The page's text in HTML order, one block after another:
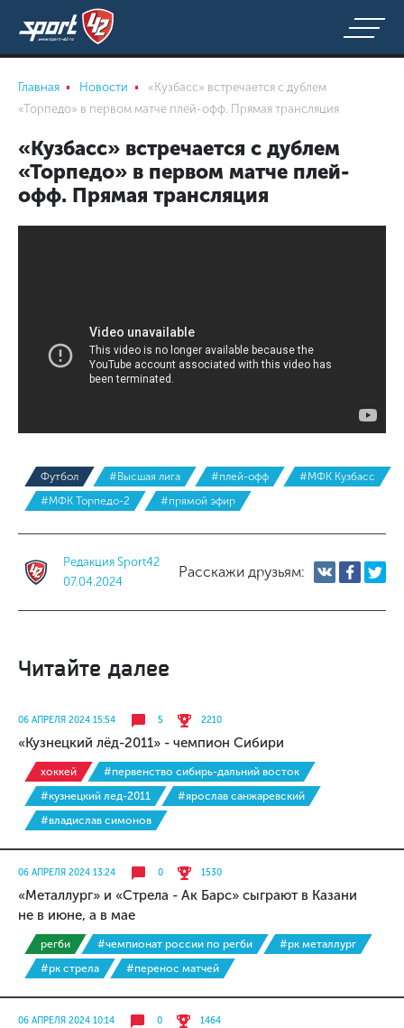
Главная Новости
«Кузбасс» встречается с дублем
«Торпедо» в первом матче плей-офф. Прямая трансляция
«Кузбасс» встречается с дублем
«Торпедо» в первом матче плей-
офф. Прямая трансляция
Футбол #Высшая лига #плей-офф
#МФК Кузбасс
#МФК Торпедо-2
#прямой эфир
Редакция Sport42
07.04.2024
Расскажи друзьям:
Читайте далее
06 АПРЕЛЯ 2024 15:54 5 2210
«Кузнецкий лёд-2011» - чемпион Сибири
хоккей
#первенство сибирь-дальний восток
#кузнецкий лед-2011
#ярослав санжаревский
#владислав симонов
06 АПРЕЛЯ 2024 13:24 0 1530
«Металлург» и «Стрела - Ак Барс» сыграют в Казани
не в июне, а в мае
регби #чемпионат россии по регби
#рк металлург
#рк стрела
#перенос матчей
06 АПРЕЛЯ 2024 10:14 0 1464